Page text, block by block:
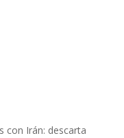
con Irán: descarta